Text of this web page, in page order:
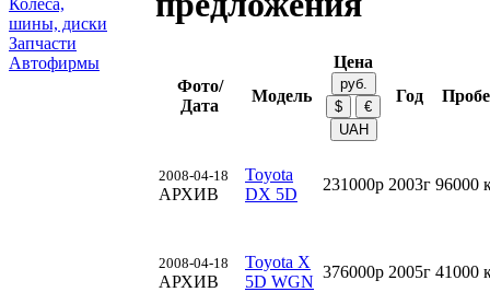
Колеса,
шины, диски
Запчасти
Автофирмы
Фото/
Дата
Модель
Цена
Год
2008-04-18
АРХИВ
Toyota
DX 5D
231000р 2003г 96000
2008-04-18
АРХИВ
Toyota X
5D WGN
376000р 2005г 41000